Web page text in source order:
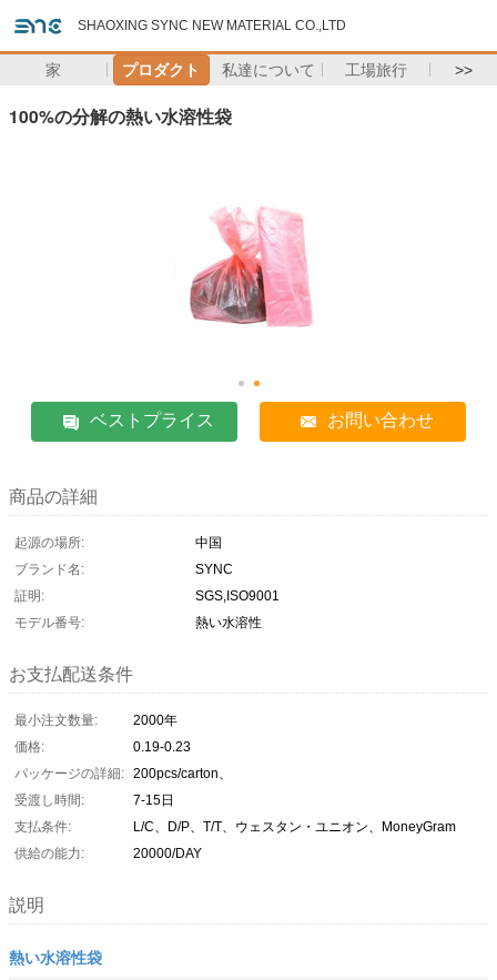
SHAOXING SYNC NEW MATERIAL CO.,LTD
家 プロダクト 私達について 工場旅行 >>
100%の分解の熱い水溶性袋
ベストプライス お問い合わせ
商品の詳細
起源の場所:
中国
ブランド名:
SYNC
証明:
SGS,ISO9001
モデル番号:
熱い水溶性
お支払配送条件
最小注文数量:
2000年
価格:
0.19-0.23
パッケージの詳細: 200pcs/carton、
受渡し時間:
7-15日
支払条件:
L/C、D/P、T/T、ウェスタン・ユニオン、MoneyGram
供給の能力:
20000/DAY
説明
熱い水溶性袋